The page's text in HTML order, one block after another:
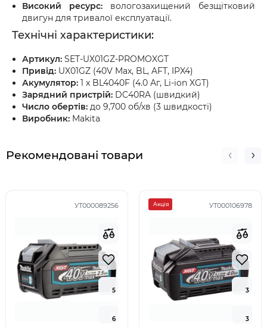
Високий ресурс: вологозахищений безщітковий
двигун для тривалої експлуатації.
Технічні характеристики:
Артикул: SET-UX01GZ-PROMOXGT
Привід: UX01GZ (40V Max, BL, AFT, IPX4)
Акумулятор: 1 x BL4040F (4.0 Аг, Li-ion XGT)
Зарядний пристрій: DC40RA (швидкий)
Число обертів: до 9,700 об/хв (3 швидкості)
Виробник: Makita
Рекомендовані товари
УТ000089256
5
6
5
6
УТ000106978
Акція
3
3
3
3